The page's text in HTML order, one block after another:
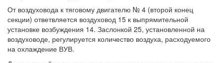
От воздуховода к тяговому двигателю № 4 (второй конец
секции) ответвляется воздуховод 15 к выпрямительной
установке возбуждения 14. Заслонкой 25, установленной на
воздуховоде, регулируется количество воздуха, расходуемого
на охлаждение ВУВ.